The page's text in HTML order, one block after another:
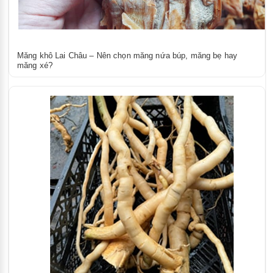
Măng khô Lai Châu – Nên chọn măng nứa búp, măng bẹ hay
măng xé?